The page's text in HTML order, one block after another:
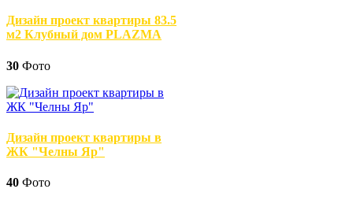
Дизайн проект квартиры 83.5
м2 Клубный дом PLAZMA
30 Фото
Дизайн проект квартиры в
ЖК "Челны Яр"
40 Фото